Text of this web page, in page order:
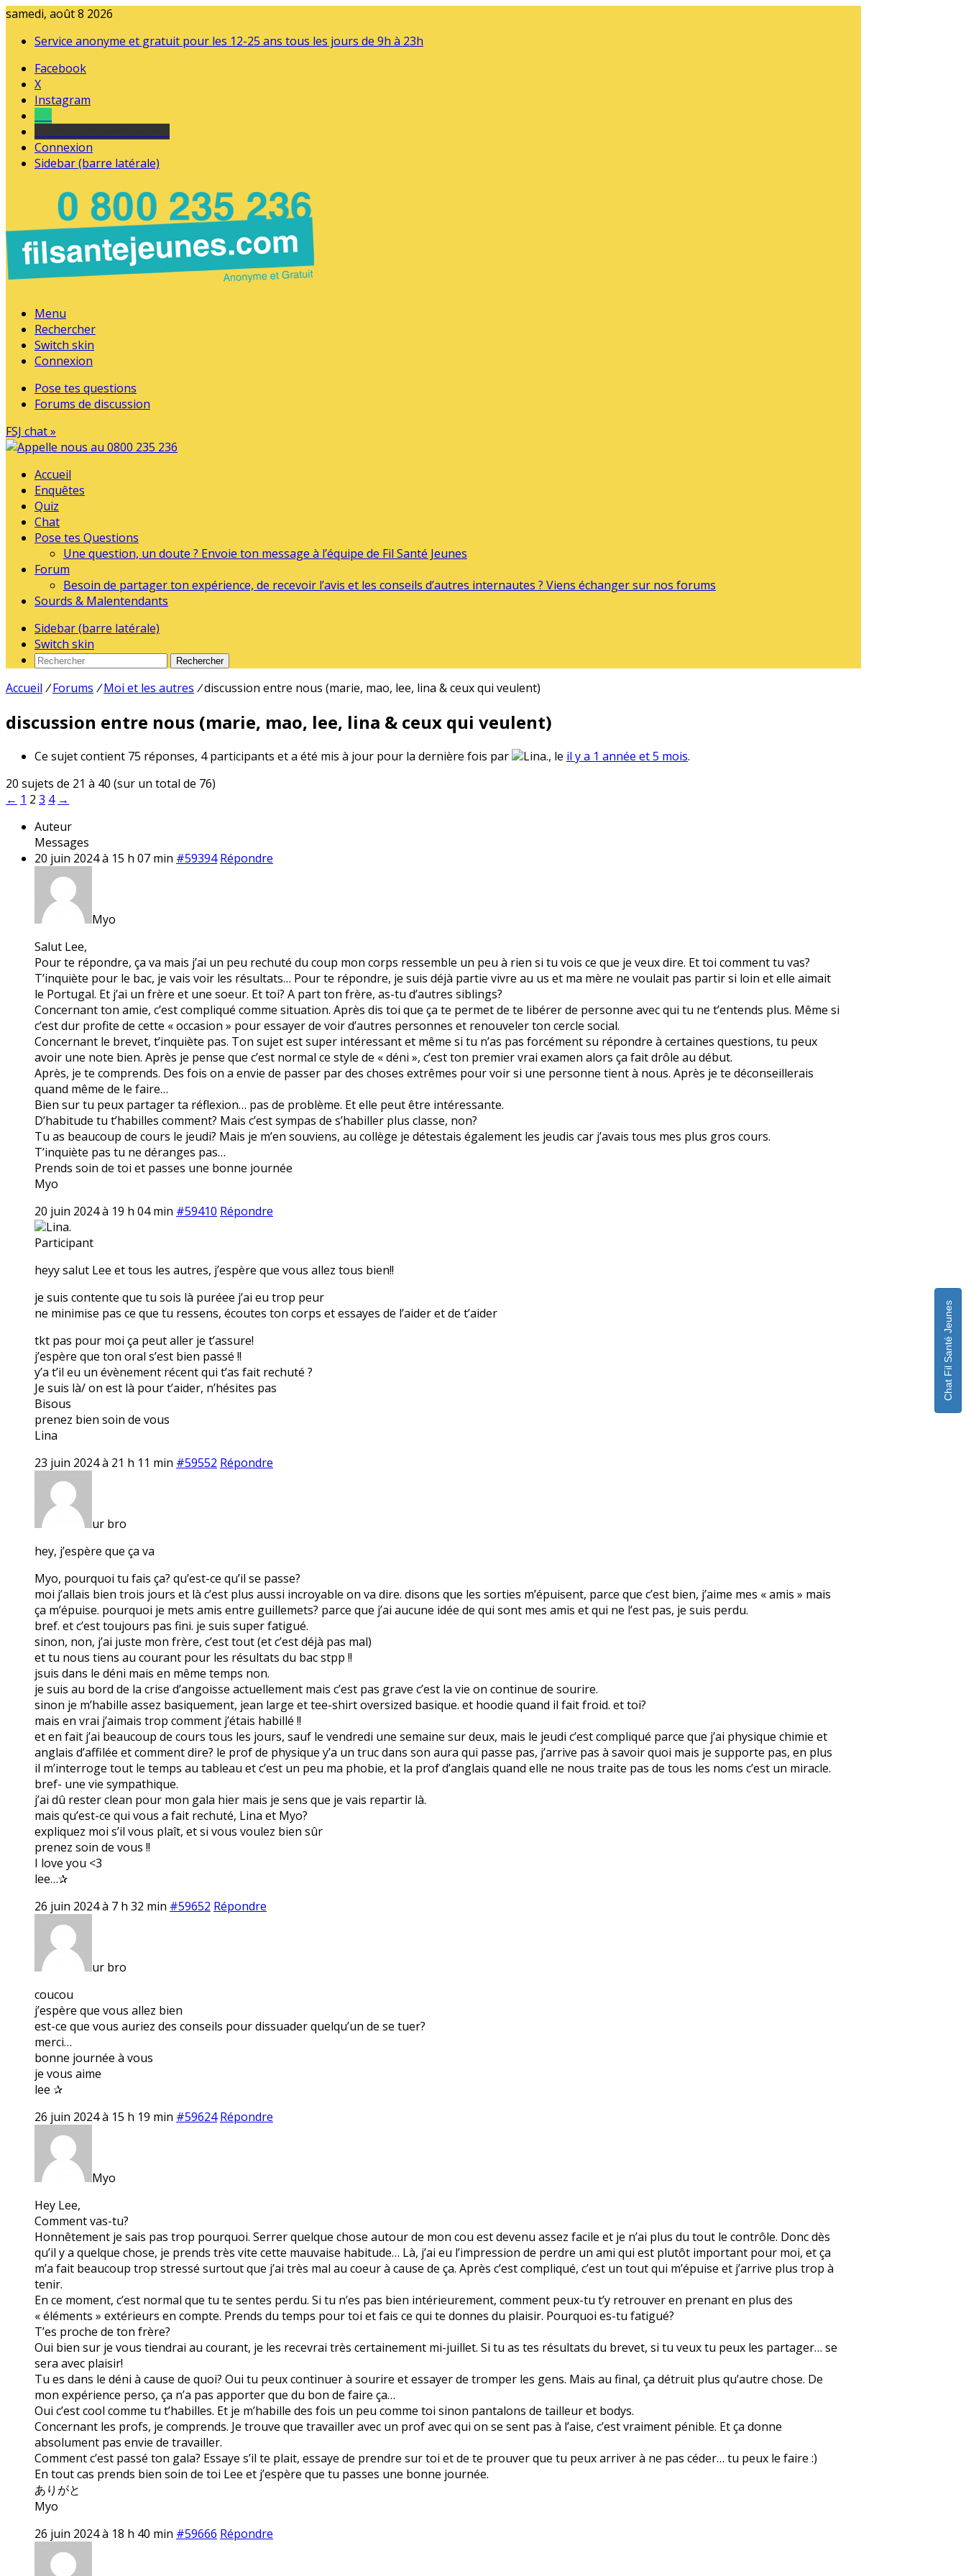
samedi, août 8 2026
Service anonyme et gratuit pour les 12-25 ans tous les jours de 9h à 23h
Facebook
X
Instagram
Connexion
Sidebar (barre latérale)
Menu
Rechercher
Switch skin
Connexion
Pose tes questions
Forums de discussion
FSJ chat »
Accueil
Enquêtes
Quiz
Chat
Pose tes Questions
Une question, un doute ? Envoie ton message à l’équipe de Fil Santé Jeunes
Forum
Besoin de partager ton expérience, de recevoir l’avis et les conseils d’autres internautes ? Viens échanger sur nos forums
Sourds & Malentendants
Sidebar (barre latérale)
Switch skin
Rechercher
Accueil / Forums / Moi et les autres /discussion entre nous (marie, mao, lee, lina & ceux qui veulent)
discussion entre nous (marie, mao, lee, lina & ceux qui veulent)
Ce sujet contient 75 réponses, 4 participants et a été mis à jour pour la dernière fois par Lina., le il y a 1 année et 5 mois.
20 sujets de 21 à 40 (sur un total de 76)
← 1 2 3 4 →
Auteur
Messages
20 juin 2024 à 15 h 07 min #59394 Répondre
Myo
Salut Lee,
Pour te répondre, ça va mais j’ai un peu rechuté du coup mon corps ressemble un peu à rien si tu vois ce que je veux dire. Et toi comment tu vas?
T’inquiète pour le bac, je vais voir les résultats… Pour te répondre, je suis déjà partie vivre au us et ma mère ne voulait pas partir si loin et elle aimait
le Portugal. Et j’ai un frère et une soeur. Et toi? A part ton frère, as-tu d’autres siblings?
Concernant ton amie, c’est compliqué comme situation. Après dis toi que ça te permet de te libérer de personne avec qui tu ne t’entends plus. Même si
c’est dur profite de cette « occasion » pour essayer de voir d’autres personnes et renouveler ton cercle social.
Concernant le brevet, t’inquiète pas. Ton sujet est super intéressant et même si tu n’as pas forcément su répondre à certaines questions, tu peux
avoir une note bien. Après je pense que c’est normal ce style de « déni », c’est ton premier vrai examen alors ça fait drôle au début.
Après, je te comprends. Des fois on a envie de passer par des choses extrêmes pour voir si une personne tient à nous. Après je te déconseillerais
quand même de le faire…
Bien sur tu peux partager ta réflexion… pas de problème. Et elle peut être intéressante.
D’habitude tu t’habilles comment? Mais c’est sympas de s’habiller plus classe, non?
Tu as beaucoup de cours le jeudi? Mais je m’en souviens, au collège je détestais également les jeudis car j’avais tous mes plus gros cours.
T’inquiète pas tu ne déranges pas…
Prends soin de toi et passes une bonne journée
Myo
20 juin 2024 à 19 h 04 min #59410 Répondre
Lina.
Participant
heyy salut Lee et tous les autres, j’espère que vous allez tous bien!!
je suis contente que tu sois là puréee j’ai eu trop peur
ne minimise pas ce que tu ressens, écoutes ton corps et essayes de l’aider et de t’aider
tkt pas pour moi ça peut aller je t’assure!
j’espère que ton oral s’est bien passé !!
y’a t’il eu un évènement récent qui t’as fait rechuté ?
Je suis là/ on est là pour t’aider, n’hésites pas
Bisous
prenez bien soin de vous
Lina
23 juin 2024 à 21 h 11 min #59552 Répondre
ur bro
hey, j’espère que ça va
Myo, pourquoi tu fais ça? qu’est-ce qu’il se passe?
moi j’allais bien trois jours et là c’est plus aussi incroyable on va dire. disons que les sorties m’épuisent, parce que c’est bien, j’aime mes « amis » mais
ça m’épuise. pourquoi je mets amis entre guillemets? parce que j’ai aucune idée de qui sont mes amis et qui ne l’est pas, je suis perdu.
bref. et c’est toujours pas fini. je suis super fatigué.
sinon, non, j’ai juste mon frère, c’est tout (et c’est déjà pas mal)
et tu nous tiens au courant pour les résultats du bac stpp !!
jsuis dans le déni mais en même temps non.
je suis au bord de la crise d’angoisse actuellement mais c’est pas grave c’est la vie on continue de sourire.
sinon je m’habille assez basiquement, jean large et tee-shirt oversized basique. et hoodie quand il fait froid. et toi?
mais en vrai j’aimais trop comment j’étais habillé !!
et en fait j’ai beaucoup de cours tous les jours, sauf le vendredi une semaine sur deux, mais le jeudi c’est compliqué parce que j’ai physique chimie et
anglais d’affilée et comment dire? le prof de physique y’a un truc dans son aura qui passe pas, j’arrive pas à savoir quoi mais je supporte pas, en plus
il m’interroge tout le temps au tableau et c’est un peu ma phobie, et la prof d’anglais quand elle ne nous traite pas de tous les noms c’est un miracle.
bref- une vie sympathique.
j’ai dû rester clean pour mon gala hier mais je sens que je vais repartir là.
mais qu’est-ce qui vous a fait rechuté, Lina et Myo?
expliquez moi s’il vous plaît, et si vous voulez bien sûr
prenez soin de vous !!
I love you <3
lee…✰
26 juin 2024 à 7 h 32 min #59652 Répondre
ur bro
coucou
j’espère que vous allez bien
est-ce que vous auriez des conseils pour dissuader quelqu’un de se tuer?
merci…
bonne journée à vous
je vous aime
lee ✰
26 juin 2024 à 15 h 19 min #59624 Répondre
Myo
Hey Lee,
Comment vas-tu?
Honnêtement je sais pas trop pourquoi. Serrer quelque chose autour de mon cou est devenu assez facile et je n’ai plus du tout le contrôle. Donc dès
qu’il y a quelque chose, je prends très vite cette mauvaise habitude… Là, j’ai eu l’impression de perdre un ami qui est plutôt important pour moi, et ça
m’a fait beaucoup trop stressé surtout que j’ai très mal au coeur à cause de ça. Après c’est compliqué, c’est un tout qui m’épuise et j’arrive plus trop à
tenir.
En ce moment, c’est normal que tu te sentes perdu. Si tu n’es pas bien intérieurement, comment peux-tu t’y retrouver en prenant en plus des
« éléments » extérieurs en compte. Prends du temps pour toi et fais ce qui te donnes du plaisir. Pourquoi es-tu fatigué?
T’es proche de ton frère?
Oui bien sur je vous tiendrai au courant, je les recevrai très certainement mi-juillet. Si tu as tes résultats du brevet, si tu veux tu peux les partager… se
sera avec plaisir!
Tu es dans le déni à cause de quoi? Oui tu peux continuer à sourire et essayer de tromper les gens. Mais au final, ça détruit plus qu’autre chose. De
mon expérience perso, ça n’a pas apporter que du bon de faire ça…
Oui c’est cool comme tu t’habilles. Et je m’habille des fois un peu comme toi sinon pantalons de tailleur et bodys.
Concernant les profs, je comprends. Je trouve que travailler avec un prof avec qui on se sent pas à l’aise, c’est vraiment pénible. Et ça donne
absolument pas envie de travailler.
Comment c’est passé ton gala? Essaye s’il te plait, essaye de prendre sur toi et de te prouver que tu peux arriver à ne pas céder… tu peux le faire :)
En tout cas prends bien soin de toi Lee et j’espère que tu passes une bonne journée.
ありがと
Myo
26 juin 2024 à 18 h 40 min #59666 Répondre
Chat Fil Santé Jeunes